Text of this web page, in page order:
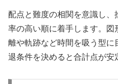
配点と難度の相関を意識し
率の高い順に着手します。
離や軌跡など時間を吸う型
退条件を決めると合計点が安